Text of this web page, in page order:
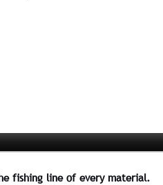
fishing line of every material.